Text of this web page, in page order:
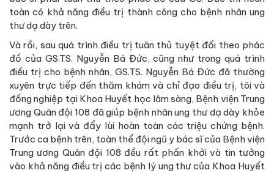
toàn có khả năng điều trị thành công cho bệnh nhân ung
thư dạ dày trên.
Và rồi, sau quá trình điều trị tuân thủ tuyệt đối theo phác
đồ của GS.TS. Nguyễn Bá Đức, cũng như trong quá trình
điều trị cho bệnh nhân, GS.TS. Nguyễn Bá Đức đã thường
xuyên trực tiếp đến thăm khám và chỉ đạo điều trị, tôi và
đồng nghiệp tại Khoa Huyết học lâm sàng, Bệnh viện Trung
ương Quân đội 108 đã giúp bệnh nhân ung thư dạ dày khỏe
mạnh trở lại và đẩy lùi hoàn toàn các triệu chứng bệnh.
Trước ca bệnh trên, toàn thể đội ngũ y bác sĩ của Bệnh viện
Trung ương Quân đội 108 đều rất phấn khởi và tin tưởng
vào khả năng điều trị các bệnh lý ung thư của Khoa Huyết